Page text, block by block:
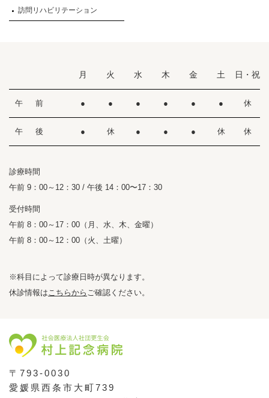
訪問リハビリテーション
月 火 水 木 金 土 日・祝
午 前 ● ● ● ● ● ● 休
午 後 ● 休 ● ● ● 休 休
診療時間
午前 9：00～12：30 / 午後 14：00〜17：30
受付時間
午前 8：00～17：00（月、水、木、金曜）
午前 8：00～12：00（火、土曜）
※科目によって診療日時が異なります。
休診情報はこちらから ご確認ください。
〒793-0030
愛媛県西条市大町739